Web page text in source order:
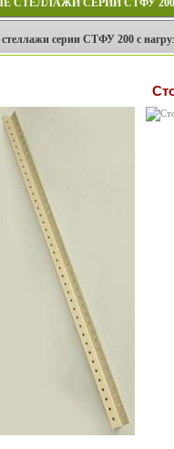
СТЕЛЛАЖИ СЕРИИ СТФУ 200
серии СТФУ 200 с